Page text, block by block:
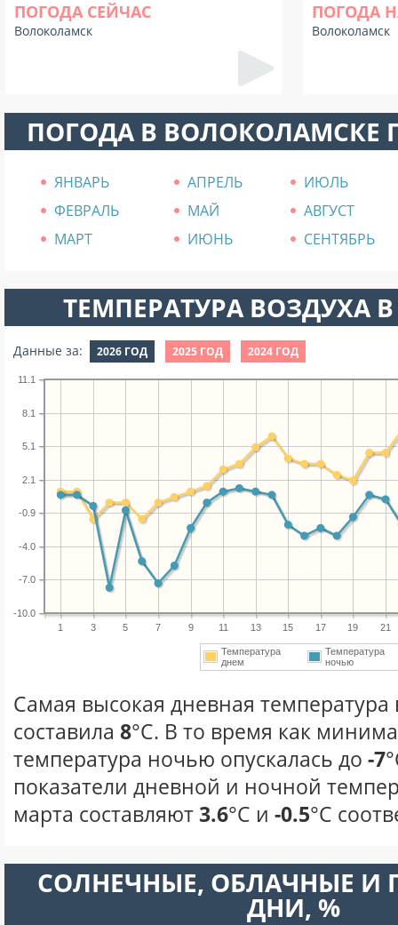
ПОГОДА СЕЙЧАС
Волоколамск
ПОГОДА
Волоколамск
ПОГОДА В ВОЛОКОЛАМСКЕ
ЯНВАРЬ АПРЕЛЬ
ИЮЛЬ
ФЕВРАЛЬ
МАЙ
АВГУСТ
МАРТ
ИЮНЬ СЕНТЯБРЬ
ТЕМПЕРАТУРА ВОЗДУХА В
Данные за: 2026 ГОД 2025 ГОД 2024 ГОД
1 3 5 7 9 11 13 15 17 19 21
-10.0
-7.0
-4.0
-0.9
2.1
5.1
8.1
11.1
Температура
днем
Температура
ночью
Самая высокая дневная температура
составила 8°С. В то время как
температура ночью опускалась до -7
показатели дневной и ночной
марта составляют3.6°С и -0.5°С
CОЛНЕЧНЫЕ, ОБЛАЧНЫЕ И
ДНИ, %